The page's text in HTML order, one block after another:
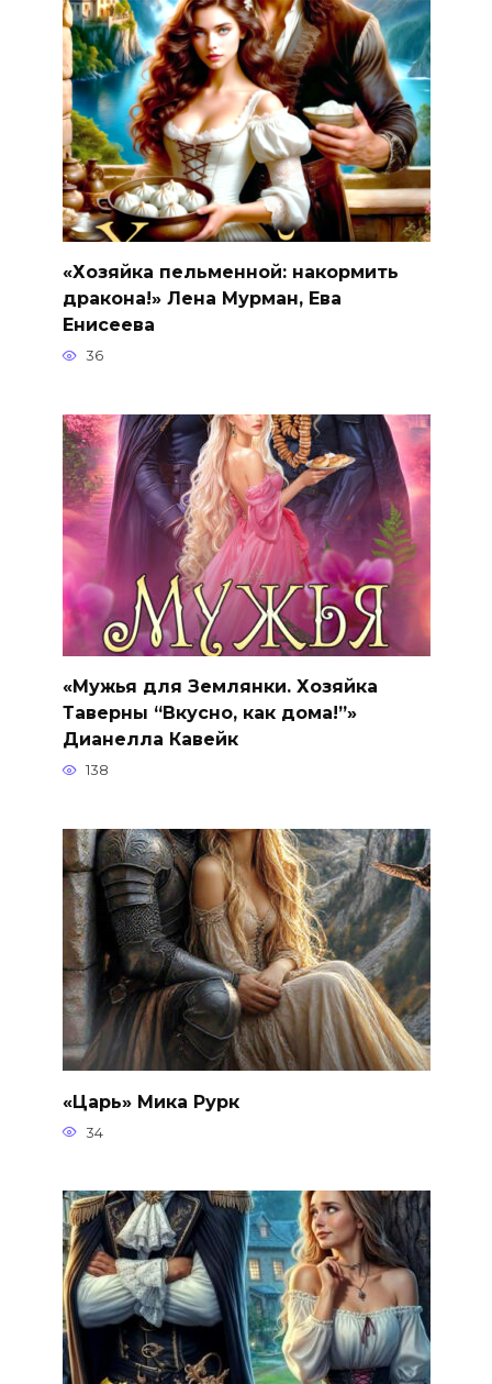
«Хозяйка пельменной: накормить
дракона!» Лена Мурман, Ева
Енисеева
36
«Мужья для Землянки. Хозяйка
Таверны “Вкусно, как дома!”»
Дианелла Кавейк
138
«Царь» Мика Рурк
34